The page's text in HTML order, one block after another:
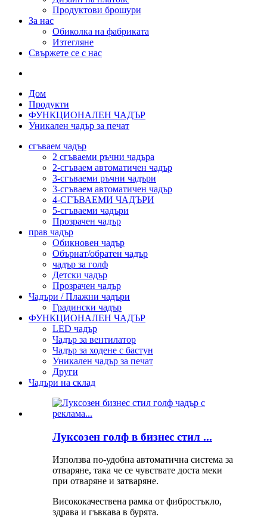
Продуктови брошури
За нас
Обиколка на фабриката
Изтегляне
Свържете се с нас
Дом
Продукти
ФУНКЦИОНАЛЕН ЧАДЪР
Уникален чадър за печат
сгъваем чадър
2 сгъваеми ръчни чадъра
2-сгъваем автоматичен чадър
3-сгъваеми ръчни чадъри
3-сгъваем автоматичен чадър
4-СГЪВАЕМИ ЧАДЪРИ
5-сгъваеми чадъри
Прозрачен чадър
прав чадър
Обикновен чадър
Обърнат/обратен чадър
чадър за голф
Детски чадър
Прозрачен чадър
Чадъри / Плажни чадъри
Градински чадър
ФУНКЦИОНАЛЕН ЧАДЪР
LED чадър
Чадър за вентилатор
Чадър за ходене с бастун
Уникален чадър за печат
Други
Чадъри на склад
Луксозен голф в бизнес стил ...
Използва по-удобна автоматична система за
отваряне, така че се чувствате доста меки
при отваряне и затваряне.
Висококачествена рамка от фибростъкло,
здрава и гъвкава в бурята.